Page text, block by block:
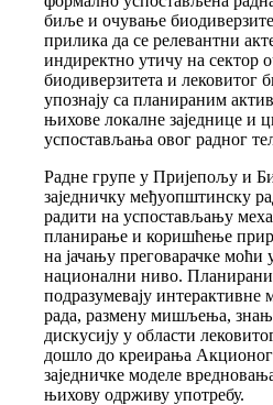
биље и очување
прилика да се релевантни
индиректно утичу на сектор
биодиверзитета и лековитог
упознају са планираним
њихове локалне заједнице и
успостављања овог радног
Радне групе у Пријепољу и
заједничку међуопштинску
радити на успостављању
планирање и коришћење
на јачању преговарачке моћи
национални ниво. Планирани
подразумевају интерактивне
рада, размену мишљења,
дискусију у области
дошло до креирања Акционог
заједничке моделе
њихову одрживу употребу.